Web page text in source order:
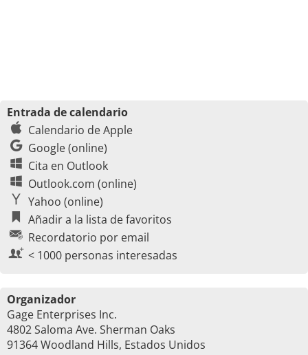
Entrada de calendario
Calendario de Apple
Google (online)
Cita en Outlook
Outlook.com (online)
Yahoo (online)
Añadir a la lista de favoritos
Recordatorio por email
< 1000 personas interesadas
Organizador
Gage Enterprises Inc.
4802 Saloma Ave. Sherman Oaks
91364 Woodland Hills, Estados Unidos